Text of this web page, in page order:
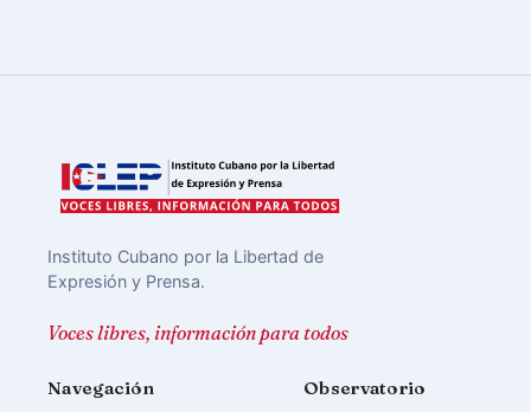
Instituto Cubano por la Libertad de
Expresión y Prensa.
Voces libres, información para todos
Navegación Observatorio